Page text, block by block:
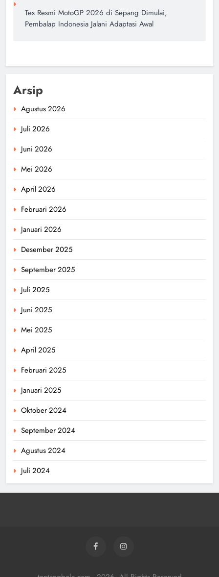
Tes Resmi MotoGP 2026 di Sepang Dimulai,
Pembalap Indonesia Jalani Adaptasi Awal
Arsip
Agustus 2026
Juli 2026
Juni 2026
Mei 2026
April 2026
Februari 2026
Januari 2026
Desember 2025
September 2025
Juli 2025
Juni 2025
Mei 2025
April 2025
Februari 2025
Januari 2025
Oktober 2024
September 2024
Agustus 2024
Juli 2024